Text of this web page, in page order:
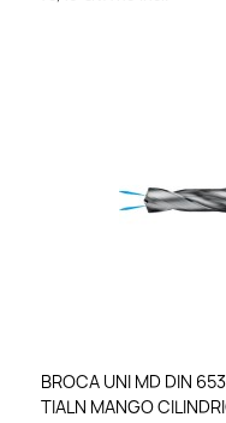
BROCA UNI MD DIN
TIALN MANGO